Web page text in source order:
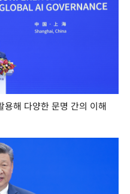
용해 다양한 문명 간의 이해